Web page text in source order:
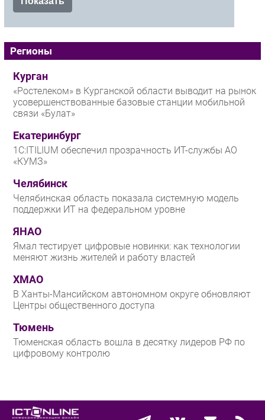
Регионы
Курган
«Ростелеком» в Курганской области выводит на рынок
усовершенствованные базовые станции мобильной
связи «Булат»
Екатеринбург
1С:ITILIUM обеспечил прозрачность ИТ-службы АО
«КУМЗ»
Челябинск
Челябинская область показала системную модель
поддержки ИТ на федеральном уровне
ЯНАО
Ямал тестирует цифровые новинки: как технологии
меняют жизнь жителей и работу властей
ХМАО
В Ханты-Мансийском автономном округе обновляют
Центры общественного доступа
Тюмень
Тюменская область вошла в десятку лидеров РФ по
цифровому контролю